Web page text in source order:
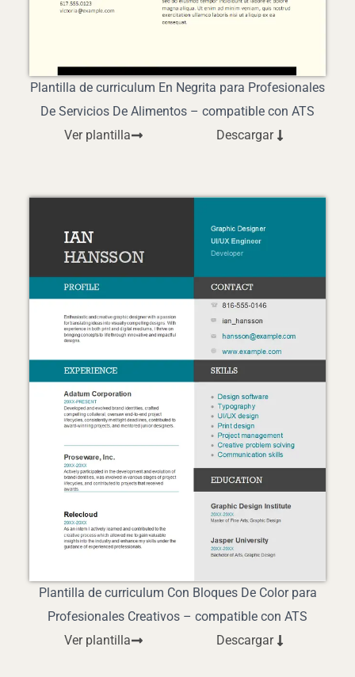
Plantilla de curriculum En Negrita para Profesionales
De Servicios De Alimentos – compatible con ATS
Ver plantilla
Descargar
Plantilla de curriculum Con Bloques De Color para
Profesionales Creativos – compatible con ATS
Ver plantilla
Descargar